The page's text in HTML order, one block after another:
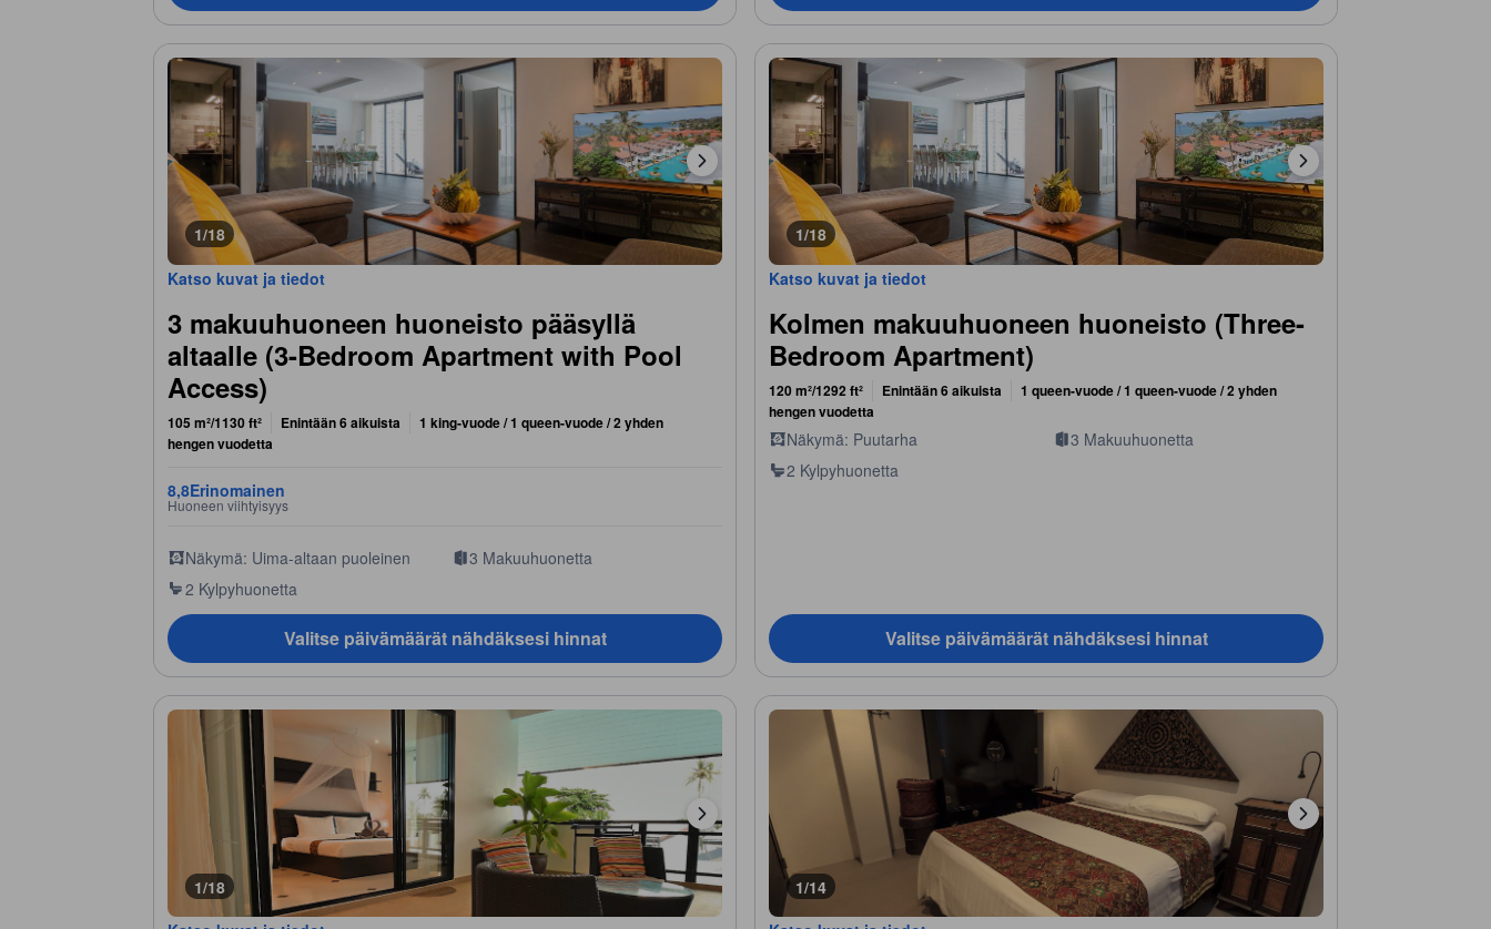
1/18
Katso kuvat ja tiedot
3 makuuhuoneen huoneisto pääsyllä
altaalle (3-Bedroom Apartment with Pool
Access)
105 m²/1130 ft² Enintään 6 aikuista
1 king-vuode / 1 queen-vuode / 2 yhden
hengen vuodetta
8,8Erinomainen
Huoneen viihtyisyys
Näkymä: Uima-altaan puoleinen 3 Makuuhuonetta
2 Kylpyhuonetta
Valitse päivämäärät nähdäksesi hinnat
1/18
Katso kuvat ja tiedot
Kolmen makuuhuoneen huoneisto (Three-
Bedroom Apartment)
120 m²/1292 ft² Enintään 6 aikuista
1 queen-vuode / 1 queen-vuode / 2 yhden
hengen vuodetta
Näkymä: Puutarha 3 Makuuhuonetta
2 Kylpyhuonetta
Valitse päivämäärät nähdäksesi hinnat
1/18
1/14